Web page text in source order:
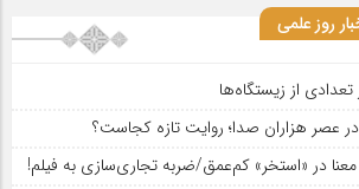
روز علمی
از زیستگاه‌ها
در عصر هزاران صدا؛ روایت تازه کجاست؟
و معنا در «استخر» کم‌عمق/ضربه تجاری‌سازی به فیلم!